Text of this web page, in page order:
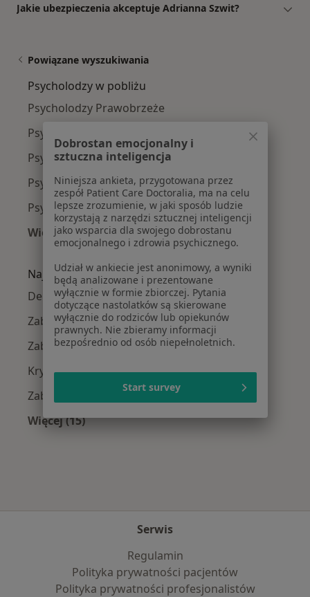
Jakie ubezpieczenia akceptuje Adrianna Szwit?
Powiązane wyszukiwania
Psycholodzy w pobliżu
Psycholodzy Prawobrzeże
Psycholodzy Gumieńce
Psycholodzy Osów
Psycholodzy Turzyn
Psycholodzy Śródmieście
Więcej (1)
Więcej w kategorii: Psycholodzy w pobliżu
Najczęście leczone choroby
Depresja w Szczecinie
Zaburzenia emocjonalne w Szczecinie
Zaburzenia lękowe w Szczecinie
Kryzys emocjonalny w Szczecinie
Zaburzenia nastroju w Szczecinie
Więcej (15)
Serwis
Regulamin
Polityka prywatności pacjentów
Polityka prywatności profesjonalistów
Dobrostan emocjonalny i
sztuczna inteligencja
Niniejsza ankieta, przygotowana przez
zespół Patient Care Doctoralia, ma na celu
lepsze zrozumienie, w jaki sposób ludzie
korzystają z narzędzi sztucznej inteligencji
jako wsparcia dla swojego dobrostanu
emocjonalnego i zdrowia psychicznego.
Udział w ankiecie jest anonimowy, a wyniki
będą analizowane i prezentowane
wyłącznie w formie zbiorczej. Pytania
dotyczące nastolatków są skierowane
wyłącznie do rodziców lub opiekunów
prawnych. Nie zbieramy informacji
bezpośrednio od osób niepełnoletnich.
Start survey